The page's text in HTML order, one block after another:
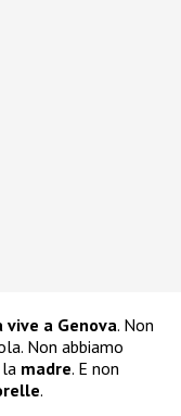
vive a Genova. Non
Non abbiamo
madre. E non
.